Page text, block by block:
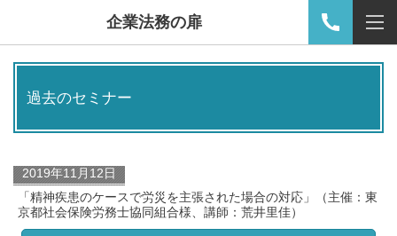
企業法務の扉
過去のセミナー
2019年11月12日
「精神疾患のケースで労災を主張された場合の対応」（主催：東
京都社会保険労務士協同組合様、講師：荒井里佳）